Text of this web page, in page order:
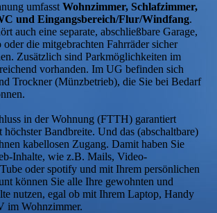
umfasst Wohnzimmer, Schlafzimmer,
und Eingangsbereich/Flur/Windfang.
auch eine separate, abschließbare Garage,
die mitgebrachten Fahrräder sicher
Zusätzlich sind Parkmöglichkeiten im
vorhanden. Im UG befinden sich
Trockner (Münzbetrieb), die Sie bei Bedarf
in der Wohnung (FTTH) garantiert
höchster Bandbreite. Und das (abschaltbare)
kabellosen Zugang. Damit haben Sie
Inhalte, wie z.B. Mails, Video-
oder spotify und mit Ihrem persönlichen
können Sie alle Ihre gewohnten und
nutzen, egal ob mit Ihrem Laptop, Handy
im Wohnzimmer.